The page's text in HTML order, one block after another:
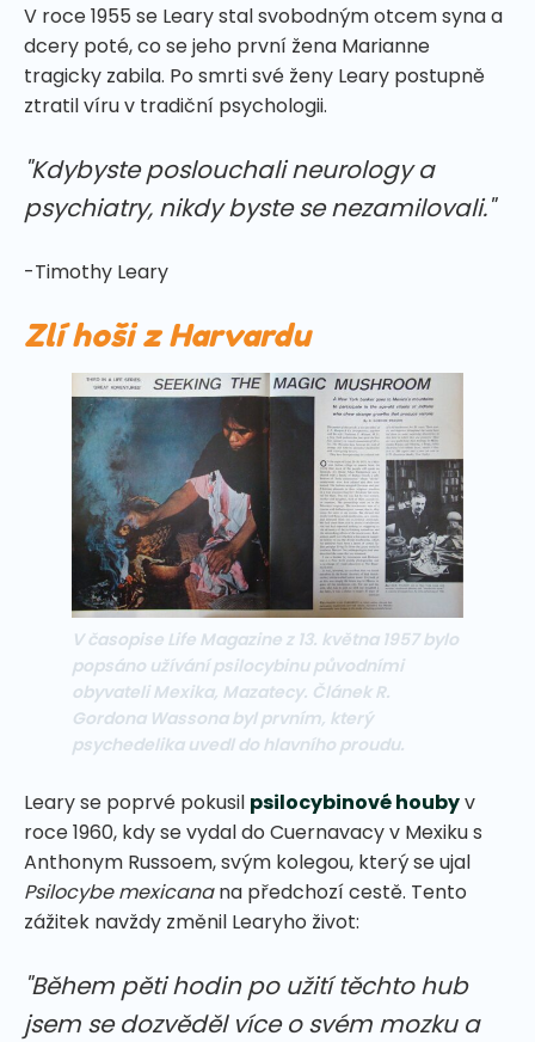
V roce 1955 se Leary stal svobodným otcem syna a
dcery poté, co se jeho první žena Marianne
tragicky zabila. Po smrti své ženy Leary postupně
ztratil víru v tradiční psychologii.
"Kdybyste poslouchali neurology a
psychiatry, nikdy byste se nezamilovali."
-Timothy Leary
Zlí hoši z Harvardu
V časopise Life Magazine z 13. května 1957 bylo
popsáno užívání psilocybinu původními
obyvateli Mexika, Mazatecy. Článek R.
Gordona Wassona byl prvním, který
psychedelika uvedl do hlavního proudu.
Leary se poprvé pokusil psilocybinové houbyv
roce 1960, kdy se vydal do Cuernavacy v Mexiku s
Anthonym Russoem, svým kolegou, který se ujal
Psilocybe mexicanana předchozí cestě. Tento
zážitek navždy změnil Learyho život:
"Během pěti hodin po užití těchto hub
jsem se dozvěděl více o svém mozku a